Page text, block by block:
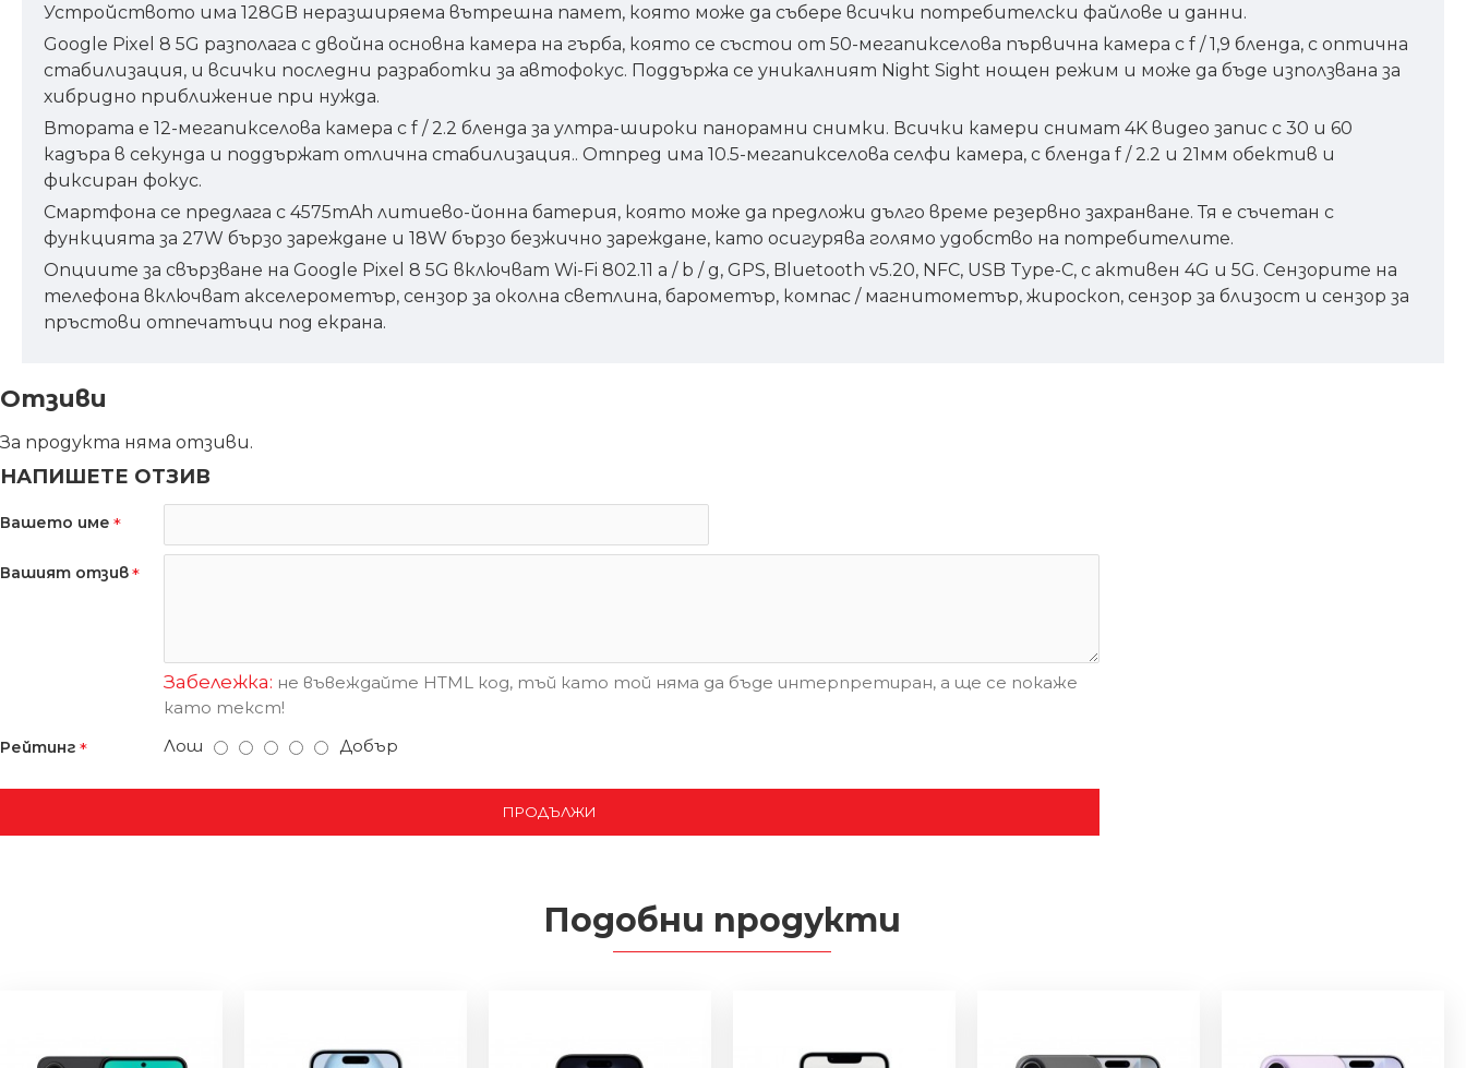
Устройството има 128GB неразширяема вътрешна памет, която може да събере всички потребителски файлове и данни.
Google Pixel 8 5G разполага с двойна основна камера на гърба, която се състои от 50-мегапикселова първична камера с f / 1,9 бленда, с оптична
стабилизация, и всички последни разработки за автофокус. Поддържа се уникалният Night Sight нощен режим и може да бъде използвана за
хибридно приближение при нужда.
Втората е 12-мегапикселова камера с f / 2.2 бленда за ултра-широки панорамни снимки. Всички камери снимат 4K видео запис с 30 и 60
кадъра в секунда и поддържат отлична стабилизация.. Отпред има 10.5-мегапикселова селфи камера, с бленда f / 2.2 и 21мм обектив и
фиксиран фокус.
Смартфона се предлага с 4575mAh литиево-йонна батерия, която може да предложи дълго време резервно захранване. Тя е съчетан с
функцията за 27W бързо зареждане и 18W бързо безжично зареждане, като осигурява голямо удобство на потребителите.
Опциите за свързване на Google Pixel 8 5G включват Wi-Fi 802.11 a / b / g, GPS, Bluetooth v5.20, NFC, USB Type-C, с активен 4G и 5G. Сензорите на
телефона включват акселерометър, сензор за околна светлина, барометър, компас / магнитометър, жироскоп, сензор за близост и сензор за
пръстови отпечатъци под екрана.
Отзиви
За продукта няма отзиви.
НАПИШЕТЕ ОТЗИВ
Вашето име
Вашият отзив
Забележка: не въвеждайте HTML код, тъй като той няма да бъде интерпретиран, а ще се покаже
като текст!
Рейтинг Лош Добър
ПРОДЪЛЖИ
Подобни продукти